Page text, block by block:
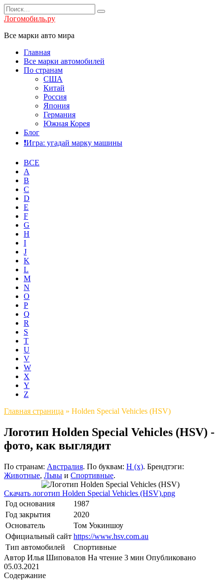
Перейти
к
Search
for:
Логомобиль.ру
Все марки авто мира
Главная
Все марки автомобилей
По странам
США
Китай
Россия
Япония
Германия
Южная Корея
Блог
❗️Игра: угадай марку машины
ВСЕ
A
B
C
D
E
F
G
H
I
J
K
L
M
N
O
P
Q
R
S
T
U
V
W
X
Y
Z
Главная страница » Holden Special Vehicles (HSV)
Логотип Holden Special Vehicles (HSV) -
фото, как выглядит
По странам: Австралия. По буквам: H (х). Брендтэги:
Животные, Львы и Спортивные.
Скачать логотип Holden Special Vehicles (HSV).png
Год основания
1987
Год закрытия
2020
Основатель
Том Уокиншоу
Официальный сайт https://www.hsv.com.au
Тип автомобилей
Спортивные
Автор Илья Шиповалов На чтение 3 мин Опубликовано
05.03.2021
Содержание